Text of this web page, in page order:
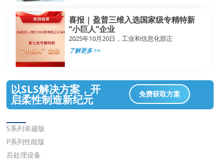
喜报 | 盈普三维入选国家级专精特新
“小巨人”企业
2025年10月20日，工业和信息化部正
了解更多 >>
以SLS解决方案，开
启柔性制造新纪元 免费获取方案
S系列卓越版
P系列性能版
后处理设备